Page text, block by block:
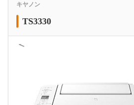
キヤノン
TS3330
＜